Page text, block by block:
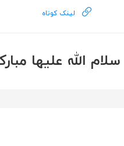
لینک کوتاه
الله علیها